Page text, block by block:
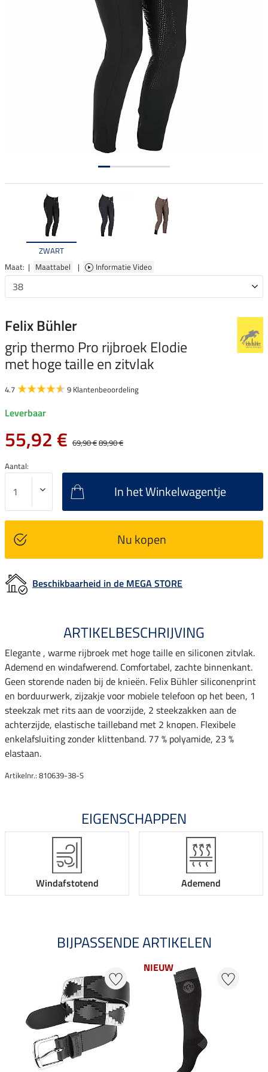
ZWART
Maat: | Maattabel | Informatie Video
Felix Bühler
grip thermo Pro rijbroek Elodie
met hoge taille en zitvlak
4.7 9 Klantenbeoordeling
Leverbaar
55,92 € 69,90 €89,90 €
Aantal:
In het Winkelwagentje
Nu kopen
Beschikbaarheid in de MEGA STORE
ARTIKELBESCHRIJVING
Elegante , warme rijbroek met hoge taille en siliconen zitvlak.
Ademend en windafwerend. Comfortabel, zachte binnenkant.
Geen storende naden bij de knieën. Felix Bühler siliconenprint
en borduurwerk, zijzakje voor mobiele telefoon op het been, 1
steekzak met rits aan de voorzijde, 2 steekzakken aan de
achterzijde, elastische tailleband met 2 knopen. Flexibele
enkelafsluiting zonder klittenband. 77 % polyamide, 23 %
elastaan.
Artikelnr.: 810639-38-S
EIGENSCHAPPEN
Windafstotend Ademend
BIJPASSENDE ARTIKELEN
NIEUW